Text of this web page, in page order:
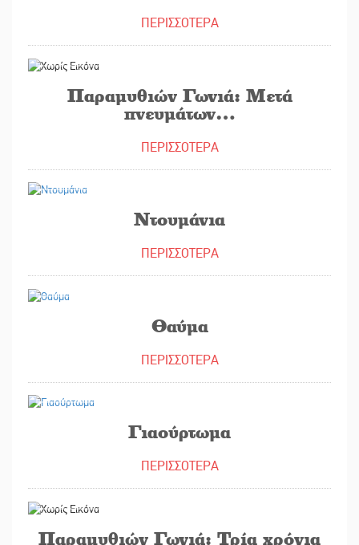
ΠΕΡΙΣΣΟΤΕΡΑ
Παραμυθιών Γωνιά: Μετά
πνευμάτων…
ΠΕΡΙΣΣΟΤΕΡΑ
Ντουμάνια
ΠΕΡΙΣΣΟΤΕΡΑ
Θαύμα
ΠΕΡΙΣΣΟΤΕΡΑ
Γιαούρτωμα
ΠΕΡΙΣΣΟΤΕΡΑ
Παραμυθιών Γωνιά: Τρία χρόνια